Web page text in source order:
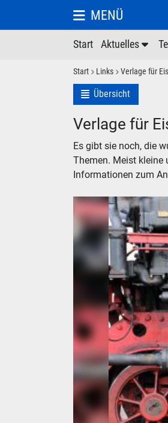
Start Aktuelles
MENÜ
Start Links Verlage für
Übersicht
Verlage für
Es gibt sie noch, die
Themen. Meist kleine
Informationen zum